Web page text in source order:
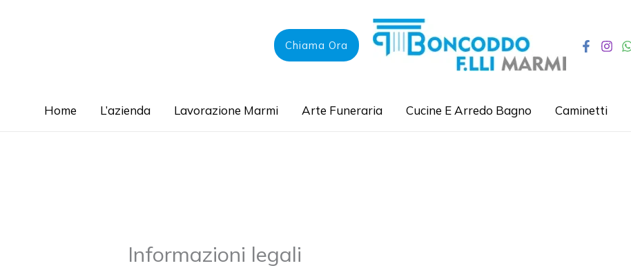
Chiama Ora
Home L’azienda Lavorazione Marmi Arte Funeraria Cucine E Arredo Bagno Caminetti
Informazioni legali